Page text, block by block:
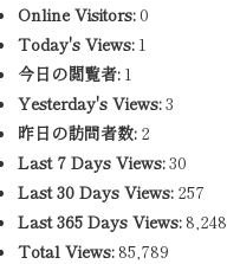
Online Visitors:0
Today's Views: 1
今日の閲覧者: 1
Yesterday's Views:3
昨日の訪問者数: 2
Last 7 Days Views:30
Last 30 Days Views: 257
Last 365 Days Views:8,248
Total Views:85,789